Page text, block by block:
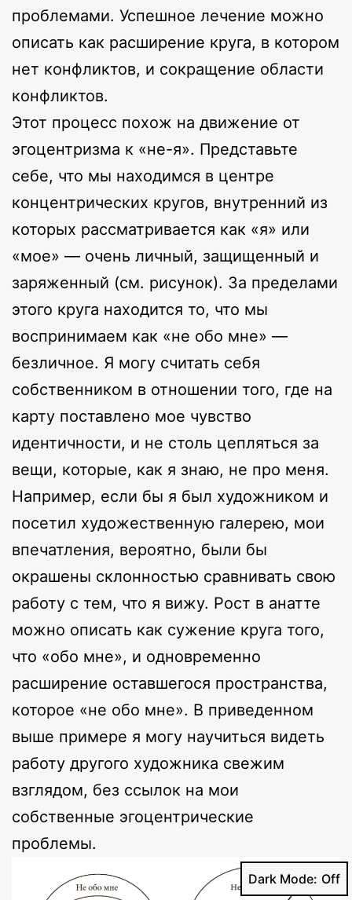
проблемами. Успешное лечение можно
описать как расширение круга, в котором
нет конфликтов, и сокращение области
конфликтов.
Этот процесс похож на движение от
эгоцентризма к «не-я». Представьте
себе, что мы находимся в центре
концентрических кругов, внутренний из
которых рассматривается как «я» или
«мое» — очень личный, защищенный и
заряженный (см. рисунок). За пределами
этого круга находится то, что мы
воспринимаем как «не обо мне» —
безличное. Я могу считать себя
собственником в отношении того, где на
карту поставлено мое чувство
идентичности, и не столь цепляться за
вещи, которые, как я знаю, не про меня.
Например, если бы я был художником и
посетил художественную галерею, мои
впечатления, вероятно, были бы
окрашены склонностью сравнивать свою
работу с тем, что я вижу. Рост в анатте
можно описать как сужение круга того,
что «обо мне», и одновременно
расширение оставшегося пространства,
которое «не обо мне». В приведенном
выше примере я могу научиться видеть
работу другого художника свежим
взглядом, без ссылок на мои
собственные эгоцентрические
проблемы.
Dark Mode: